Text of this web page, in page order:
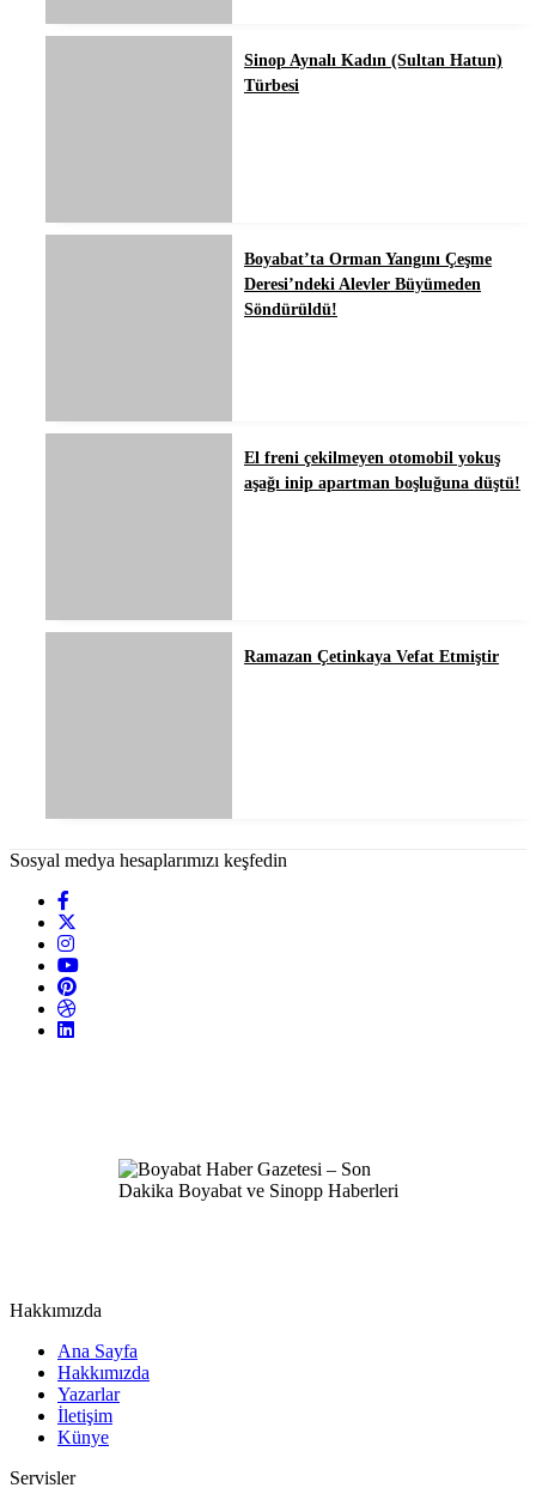
Sinop Aynalı Kadın (Sultan Hatun)
Türbesi
Boyabat’ta Orman Yangını Çeşme
Deresi’ndeki Alevler Büyümeden
Söndürüldü!
El freni çekilmeyen otomobil yokuş
aşağı inip apartman boşluğuna düştü!
Ramazan Çetinkaya Vefat Etmiştir
Sosyal medya hesaplarımızı keşfedin
Hakkımızda
Ana Sayfa
Hakkımızda
Yazarlar
İletişim
Künye
Servisler